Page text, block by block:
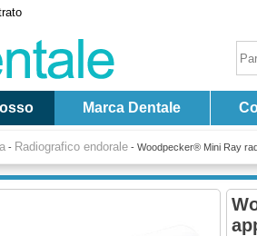
Marca Dentale
- Radiografico endorale - Woodpecker® Mini Ray